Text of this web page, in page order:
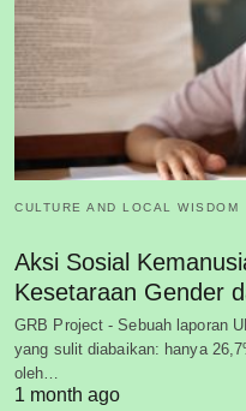
CULTURE AND LOCAL WISDOM
Aksi Sosial
Kesetaraan Gender
GRB Project - Sebuah laporan
yang sulit diabaikan: hanya
oleh…
1 month ago